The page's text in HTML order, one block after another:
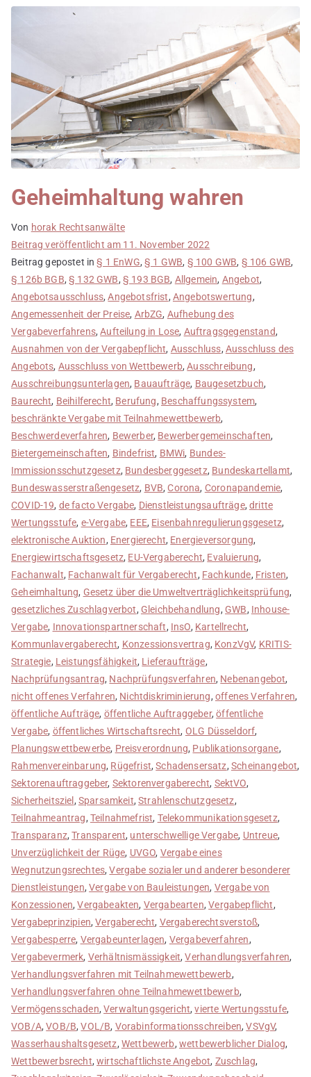
Geheimhaltung wahren
Von horak Rechtsanwälte
Beitrag veröffentlicht am 11. November 2022
Beitrag gepostet in§ 1 EnWG,§ 1 GWB, § 100 GWB, § 106 GWB,
§ 126b BGB,§ 132 GWB, § 193 BGB, Allgemein, Angebot,
Angebotsausschluss,Angebotsfrist, Angebotswertung,
Angemessenheit der Preise, ArbZG, Aufhebung des
Vergabeverfahrens,Aufteilung in Lose, Auftragsgegenstand,
Ausnahmen von der Vergabepflicht, Ausschluss, Ausschluss des
Angebots, Ausschluss von Wettbewerb,Ausschreibung,
Ausschreibungsunterlagen, Bauaufträge, Baugesetzbuch,
Baurecht, Beihilferecht, Berufung, Beschaffungssystem,
beschränkte Vergabe mit Teilnahmewettbewerb,
Beschwerdeverfahren, Bewerber, Bewerbergemeinschaften,
Bietergemeinschaften, Bindefrist, BMWi, Bundes-
Immissionsschutzgesetz, Bundesberggesetz, Bundeskartellamt,
Bundeswasserstraßengesetz, BVB,Corona, Coronapandemie,
COVID-19, de facto Vergabe, Dienstleistungsaufträge,dritte
Wertungsstufe, e-Vergabe, EEE, Eisenbahnregulierungsgesetz,
elektronische Auktion, Energierecht, Energieversorgung,
Energiewirtschaftsgesetz, EU-Vergaberecht, Evaluierung,
Fachanwalt, Fachanwalt für Vergaberecht, Fachkunde, Fristen,
Geheimhaltung, Gesetz über die Umweltverträglichkeitsprüfung,
gesetzliches Zuschlagverbot, Gleichbehandlung, GWB, Inhouse-
Vergabe, Innovationspartnerschaft, InsO, Kartellrecht,
Kommunlavergaberecht, Konzessionsvertrag, KonzVgV, KRITIS-
Strategie, Leistungsfähigkeit, Lieferaufträge,
Nachprüfungsantrag, Nachprüfungsverfahren, Nebenangebot,
nicht offenes Verfahren, Nichtdiskriminierung,offenes Verfahren,
öffentliche Aufträge, öffentliche Auftraggeber,öffentliche
Vergabe, öffentliches Wirtschaftsrecht, OLG Düsseldorf,
Planungswettbewerbe, Preisverordnung, Publikationsorgane,
Rahmenvereinbarung, Rügefrist,Schadensersatz,Scheinangebot,
Sektorenauftraggeber, Sektorenvergaberecht, SektVO,
Sicherheitsziel , Sparsamkeit,Strahlenschutzgesetz,
Teilnahmeantrag, Teilnahmefrist, Telekommunikationsgesetz,
Transparanz,Transparent, unterschwellige Vergabe, Untreue,
Unverzüglichkeit der Rüge, UVGO, Vergabe eines
Wegnutzungsrechtes,Vergabe sozialer und anderer besonderer
Dienstleistungen,Vergabe von Bauleistungen, Vergabe von
Konzessionen,Vergabeakten, Vergabearten,Vergabepflicht,
Vergabeprinzipien,Vergaberecht, Vergaberechtsverstoß,
Vergabesperre, Vergabeunterlagen, Vergabeverfahren,
Vergabevermerk, Verhältnismässigkeit,Verhandlungsverfahren,
Verhandlungsverfahren mit Teilnahmewettbewerb,
Verhandlungsverfahren ohne Teilnahmewettbewerb,
Vermögensschaden,Verwaltungsgericht,vierte Wertungsstufe,
VOB/A,VOB/B,VOL/B, Vorabinformationsschreiben,VSVgV,
Wasserhaushaltsgesetz, Wettbewerb, wettbewerblicher Dialog,
Wettbewerbsrecht,wirtschaftlichste Angebot, Zuschlag,